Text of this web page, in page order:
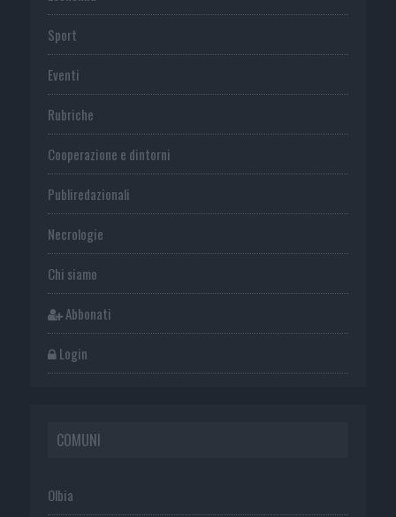
Sport
Eventi
Rubriche
Cooperazione e dintorni
Publiredazionali
Necrologie
Chi siamo
Abbonati
Login
COMUNI
Olbia